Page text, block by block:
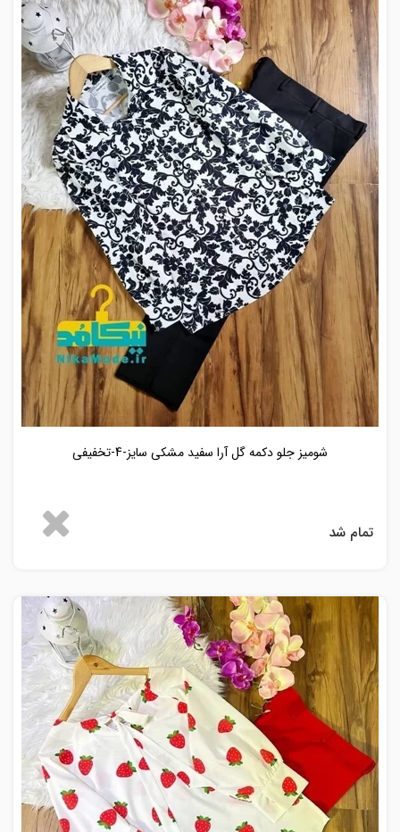
شومیز جلو دکمه گل آرا سفید مشکی سایز-4-تخفیفی
تمام شد